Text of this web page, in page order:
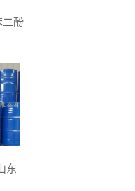
二酚
东